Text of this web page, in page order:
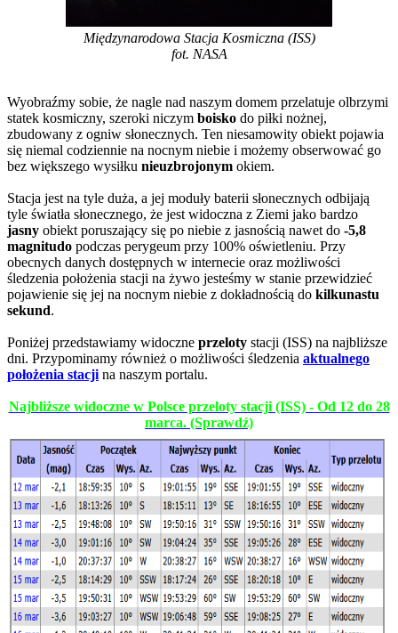
Międzynarodowa Stacja Kosmiczna (ISS)
fot. NASA
Wyobraźmy sobie, że nagle nad naszym domem przelatuje olbrzymi
statek kosmiczny, szeroki niczym boisko do piłki nożnej,
zbudowany z ogniw słonecznych. Ten niesamowity obiekt pojawia
się niemal codziennie na nocnym niebie i możemy obserwować go
bez większego wysiłku nieuzbrojonym okiem.
Stacja jest na tyle duża, a jej moduły baterii słonecznych odbijają
tyle światła słonecznego, że jest widoczna z Ziemi jako bardzo
jasny obiekt poruszający się po niebie z jasnością nawet do -5,8
magnitudo podczas perygeum przy 100% oświetleniu. Przy
obecnych danych dostępnych w internecie oraz możliwości
śledzenia położenia stacji na żywo jesteśmy w stanie przewidzieć
pojawienie się jej na nocnym niebie z dokładnością do kilkunastu
sekund.
Poniżej przedstawiamy widoczne przeloty stacji (ISS) na najbliższe
dni. Przypominamy również o możliwości śledzenia aktualnego
położenia stacji na naszym portalu.
Najbliższe widoczne w Polsce przeloty stacji (ISS) - Od 12 do 28
marca. (Sprawdź)